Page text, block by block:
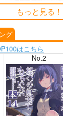
もっと見る！
グ
はこちら
No.2